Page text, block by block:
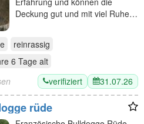
Deckung gut und mit viel Ruhe…
reinrassig
6 Tagealt
verifiziert 31.07.26
rüde